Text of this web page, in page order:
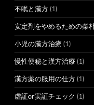
不眠と漢方 (1)
安定剤をやめるための柴
小児の漢方治療 (1)
慢性便秘と漢方治療 (1)
漢方薬の服用の仕方 (1)
虚証or実証チェック (1)